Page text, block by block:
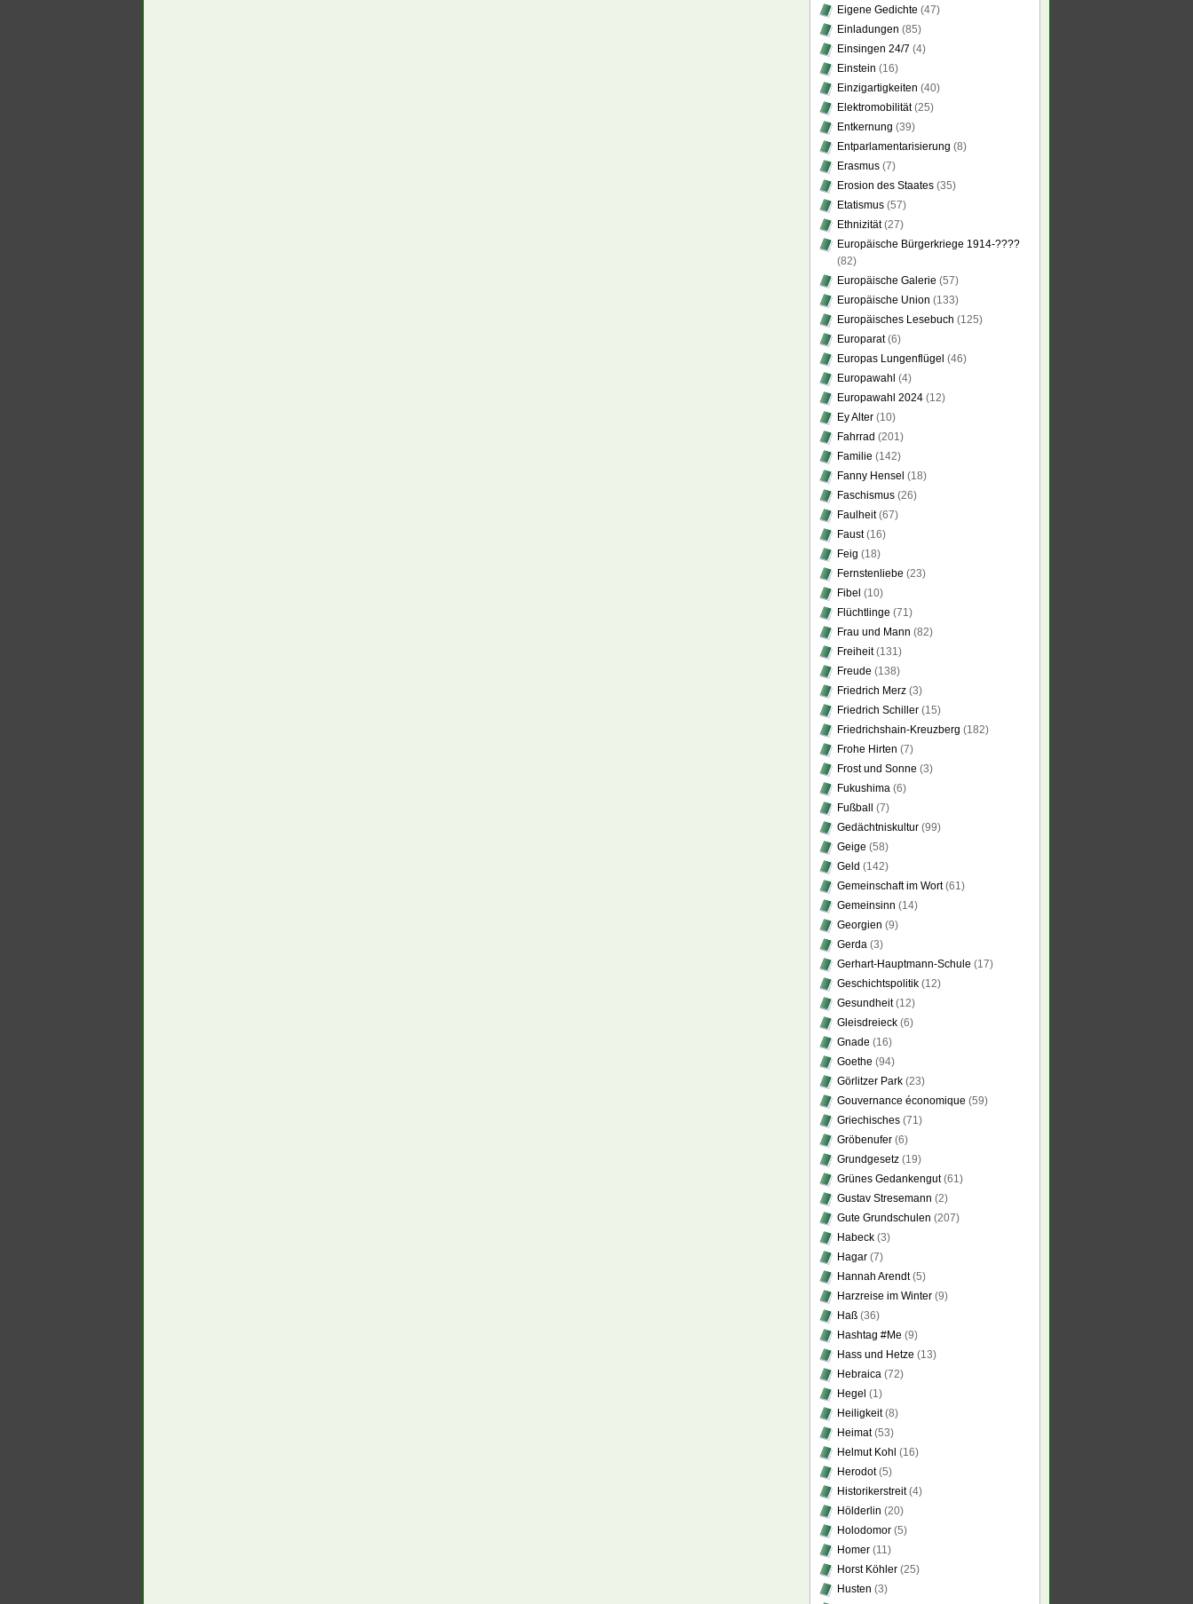
Eigene Gedichte (47)
Einladungen (85)
Einsingen 24/7 (4)
Einstein (16)
Einzigartigkeiten (40)
Elektromobilität(25)
Entkernung (39)
Entparlamentarisierung (8)
Erasmus (7)
Erosion des Staates (35)
Etatismus (57)
Ethnizität(27)
Europäische Bürgerkriege 1914-????
(82)
Europäische Galerie (57)
Europäische Union (133)
Europäisches Lesebuch (125)
Europarat(6)
Europas Lungenflügel (46)
Europawahl (4)
Europawahl 2024 (12)
Ey Alter (10)
Fahrrad (201)
Familie (142)
Fanny Hensel (18)
Faschismus (26)
Faulheit(67)
Faust(16)
Feig (18)
Fernstenliebe (23)
Fibel (10)
Flüchtlinge (71)
Frau und Mann (82)
Freiheit(131)
Freude (138)
Friedrich Merz (3)
Friedrich Schiller (15)
Friedrichshain-Kreuzberg (182)
Frohe Hirten (7)
Frost und Sonne (3)
Fukushima (6)
Fußball
(7)
Gedächtniskultur (99)
Geige (58)
Geld (142)
Gemeinschaft im Wort(61)
Gemeinsinn (14)
Georgien (9)
Gerda (3)
Gerhart-Hauptmann-Schule (17)
Geschichtspolitik (12)
Gesundheit(12)
Gleisdreieck (6)
Gnade (16)
Goethe (94)
Görlitzer Park (23)
Gouvernance économique (59)
Griechisches (71)
Gröbenufer (6)
Grundgesetz (19)
Grünes Gedankengut(61)
Gustav Stresemann (2)
Gute Grundschulen (207)
Habeck (3)
Hagar (7)
Hannah Arendt(5)
Harzreise im Winter (9)
Haß (36)
Hashtag #Me (9)
Hass und Hetze (13)
Hebraica (72)
Hegel (1)
Heiligkeit(8)
Heimat(53)
Helmut Kohl (16)
Herodot(5)
Historikerstreit(4)
Hölderlin (20)
Holodomor (5)
Homer (11)
Horst Köhler (25)
Husten (3)